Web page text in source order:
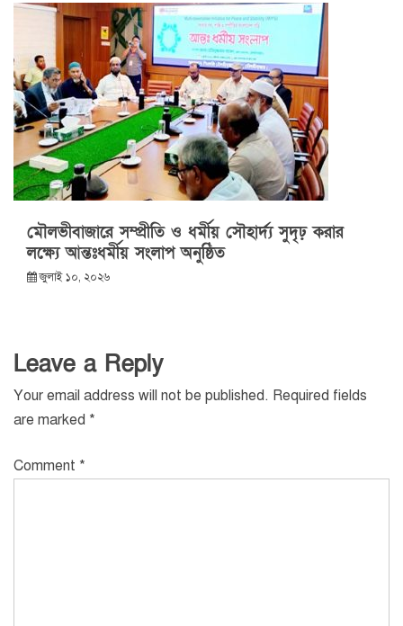
মৌলভীবাজারে সম্প্রীতি ও ধর্মীয় সৌহার্দ্য সুদৃঢ় করার
লক্ষ্যে আন্তঃধর্মীয় সংলাপ অনুষ্ঠিত
জুলাই ১০, ২০২৬
Leave a Reply
Your email address will not be published. Required fields
are marked *
Comment *